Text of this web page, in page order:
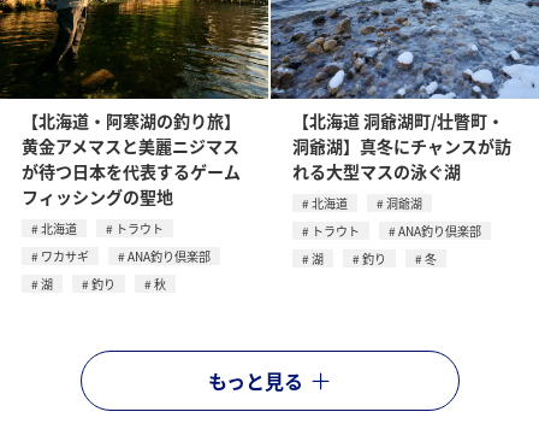
【北海道・阿寒湖の釣り旅】
黄金アメマスと美麗ニジマス
が待つ日本を代表するゲーム
フィッシングの聖地
北海道
トラウト
ワカサギ
ANA釣り倶楽部
湖
釣り 秋
【北海道 洞爺湖町/壮瞥町・
洞爺湖】真冬にチャンスが訪
れる大型マスの泳ぐ湖
北海道
洞爺湖
トラウト
ANA釣り倶楽部
湖
釣り 冬
もっと見る